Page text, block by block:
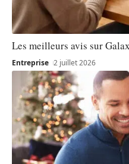
Les meilleurs avis sur
Entreprise 2 juillet 2026